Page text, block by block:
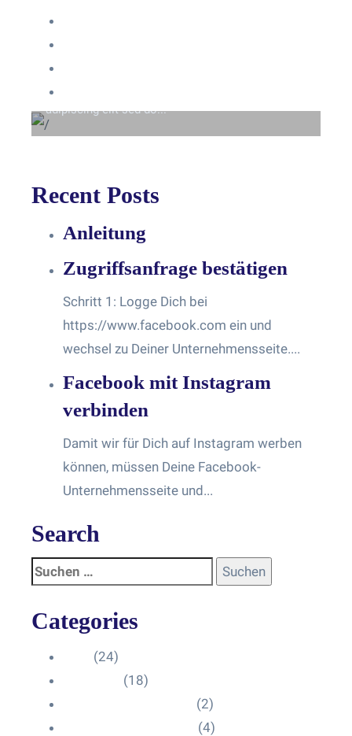
Beyond the tree line
adipiscing elit sed do...
Recent Posts
Anleitung
Zugriffsanfrage bestätigen
Schritt 1: Logge Dich bei
https://www.facebook.com ein und
wechsel zu Deiner Unternehmensseite....
Facebook mit Instagram
verbinden
Damit wir für Dich auf Instagram werben
können, müssen Deine Facebook-
Unternehmensseite und...
Search
Categories
(24)
(18)
(2)
(4)